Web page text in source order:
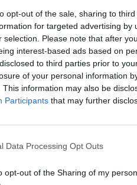
opt-out of the sale, sharing to
for targeted advertising
selection. Please note that after
interest-based ads based on
to third parties prior to
of your personal information
This information may also be
Participants that may further
Data Processing Opt Outs
opt-out of the Sharing of my
pour aller dans de
d’une réduction. Elle
commun bordelaiscomme
Internet et le réserver. La
au CIAP.
personnelles et